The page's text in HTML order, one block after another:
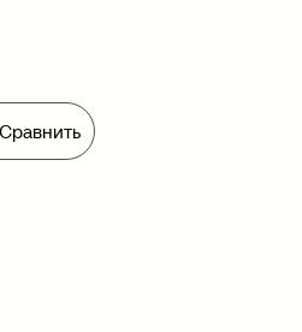
Сравнить